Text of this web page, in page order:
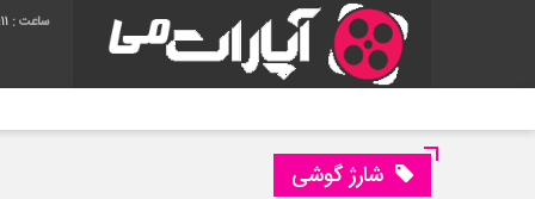
شارژ گوشی